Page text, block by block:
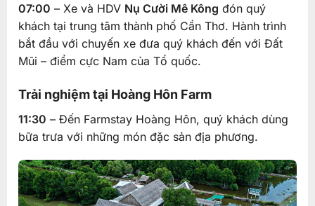
07:00 – Xe và HDV Nụ Cười Mê Kông đón quý
khách tại trung tâm thành phố Cần Thơ. Hành trình
bắt đầu với chuyến xe đưa quý khách đến với Đất
Mũi – điểm cực Nam của Tổ quốc.
Trải nghiệm tại Hoàng Hôn Farm
11:30 – Đến Farmstay Hoàng Hôn, quý khách dùng
bữa trưa với những món đặc sản địa phương.